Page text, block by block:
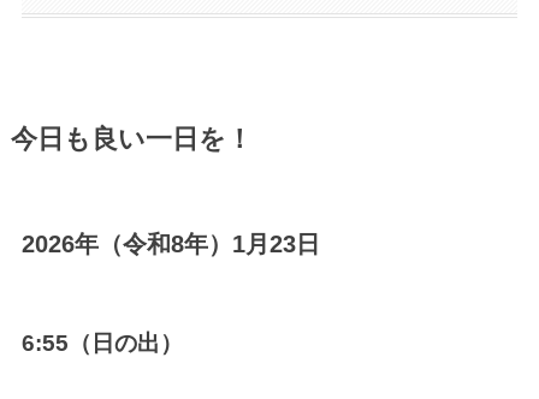
今日も良い一日を！
2026年（令和8年）1月23日
6:55（日の出）